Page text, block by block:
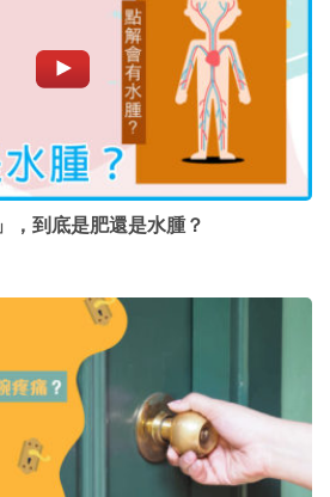
，到底是肥還是水腫？